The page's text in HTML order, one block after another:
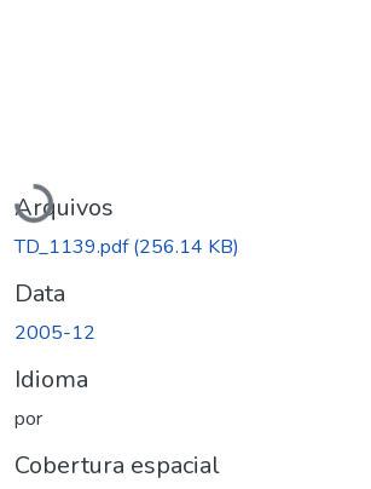
Carregando...
Arquivos
TD_1139.pdf(256.14 KB)
Data
2005-12
Idioma
por
Cobertura espacial